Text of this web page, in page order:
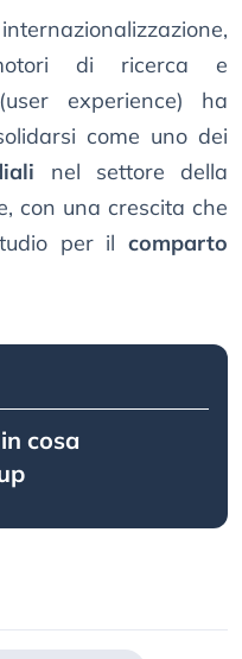
di ricerca e
experience) ha
come uno dei
nel settore della
con una crescita che
per il comparto
cosa